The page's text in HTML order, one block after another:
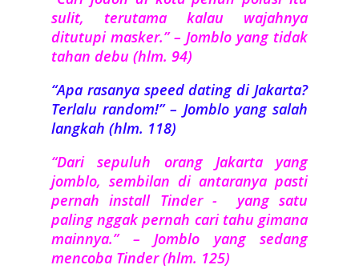
sulit, terutama kalau wajahnya
ditutupi masker.” – Jomblo yang tidak
tahan debu (hlm. 94)
“Apa rasanya speed dating di Jakarta?
Terlalu random!” – Jomblo yang salah
langkah (hlm. 118)
“Dari sepuluh orang Jakarta yang
jomblo, sembilan di antaranya pasti
pernah install Tinder - yang satu
paling nggak pernah cari tahu gimana
mainnya.” – Jomblo yang sedang
mencoba Tinder (hlm. 125)